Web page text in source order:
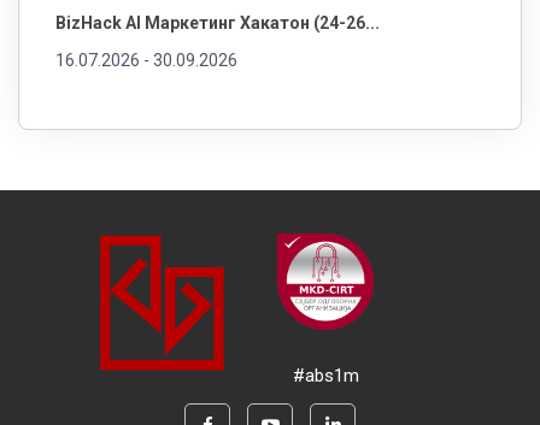
BizHack AI Маркетинг Хакатон (24-26...
16.07.2026 - 30.09.2026
#abs1m